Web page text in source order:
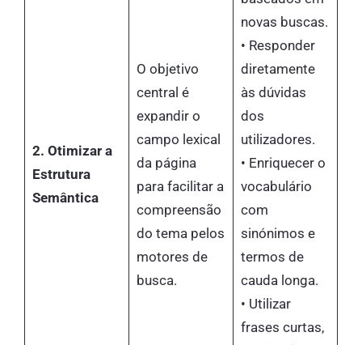
2. Otimizar a
Estrutura
Semântica
O objetivo
central é
expandir o
campo lexical
da página
para facilitar a
compreensão
do tema pelos
motores de
busca.
novas buscas.
• Responder
diretamente
às dúvidas
dos
utilizadores.
• Enriquecer o
vocabulário
com
sinónimos e
termos de
cauda longa.
• Utilizar
frases curtas,